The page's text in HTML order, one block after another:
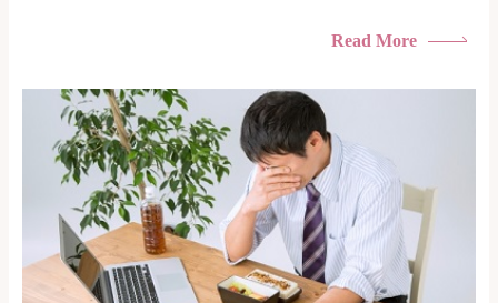
られたくない・借金の催促、取り立てで憂鬱になる。・闇金に
がありま...
Read More